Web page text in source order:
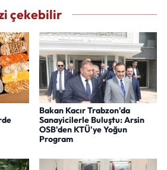
çekebilir
Bakan Kacır Trabzon'da
Sanayicilerle Buluştu: Arsin
OSB'den KTÜ'ye Yoğun
Program